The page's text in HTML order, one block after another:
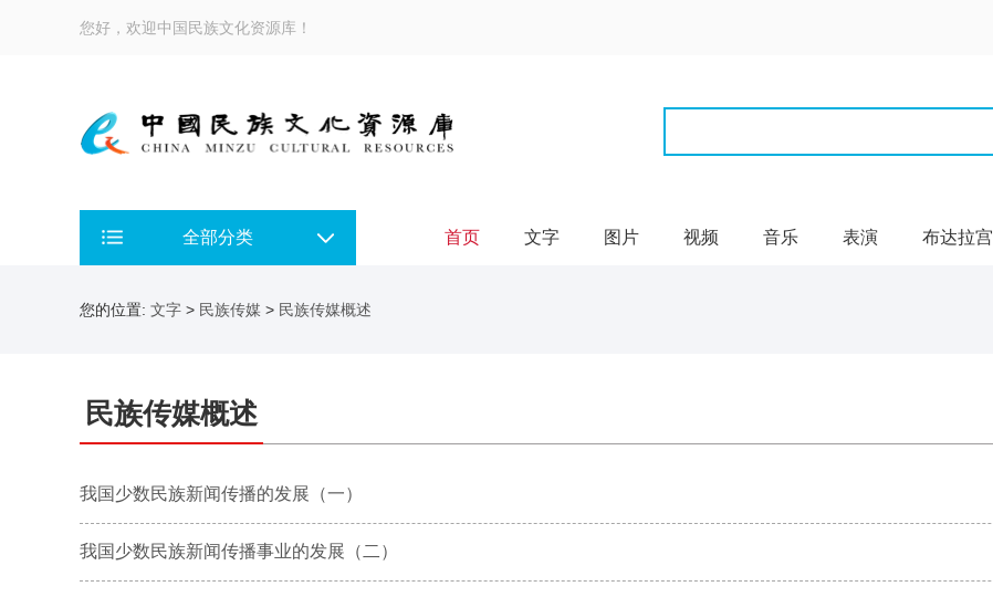
您好，欢迎中国民族文化资源库！
全部分类 首页 文字 图片 视频 音乐 表演 布达拉宫
您的位置: 文字 > 民族传媒 > 民族传媒概述
民族传媒概述
我国少数民族新闻传播的发展（一）
我国少数民族新闻传播事业的发展（二）